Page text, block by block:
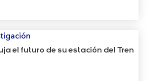
el futuro de su estación del Tren